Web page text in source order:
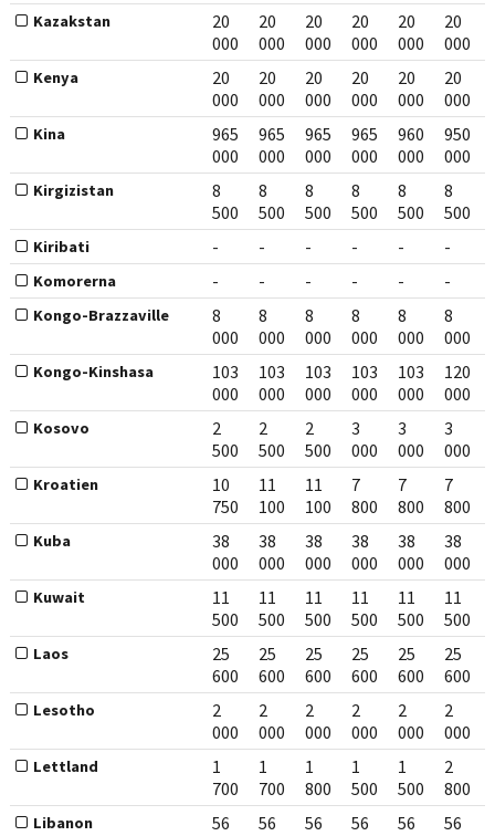
Kazakstan
20
000
20
000
20
000
20
000
20
000
20
000
Kenya
20
000
20
000
20
000
20
000
20
000
20
000
Kina
965
000
965
000
965
000
965
000
960
000
950
000
Kirgizistan
8
500
8
500
8
500
8
500
8
500
8
500
Kiribati - - - - - -
Komorerna - - - - - -
Kongo-Brazzaville
8
000
8
000
8
000
8
000
8
000
8
000
Kongo-Kinshasa
103
000
103
000
103
000
103
000
103
000
120
000
Kosovo
2
500
2
500
2
500
3
000
3
000
3
000
Kroatien
10
750
11
100
11
100
7
800
7
800
7
800
Kuba
38
000
38
000
38
000
38
000
38
000
38
000
Kuwait
11
500
11
500
11
500
11
500
11
500
11
500
Laos
25
600
25
600
25
600
25
600
25
600
25
600
Lesotho
2
000
2
000
2
000
2
000
2
000
2
000
Lettland
1
700
1
700
1
800
1
500
1
500
2
800
Libanon
56
56
56
56
56
56